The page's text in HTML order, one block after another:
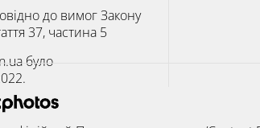
до вимог Закону
37, частина 5
було